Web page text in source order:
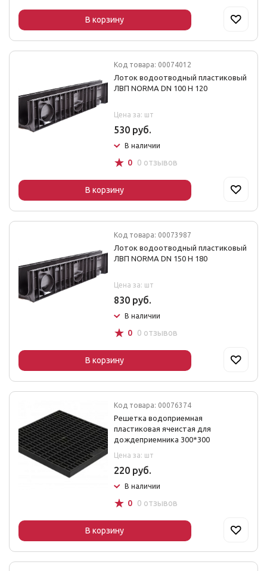
В корзину
Код товара: 00074012
Лоток водоотводный пластиковый
ЛВП NORMA DN 100 H 120
Цена за: шт
530 руб.
В наличии
☆ 0 0 отзывов
В корзину
Код товара: 00073987
Лоток водоотводный пластиковый
ЛВП NORMA DN 150 H 180
Цена за: шт
830 руб.
В наличии
☆ 0 0 отзывов
В корзину
Код товара: 00076374
Решетка водоприемная
пластиковая ячеистая для
дождеприемника 300*300
Цена за: шт
220 руб.
В наличии
☆ 0 0 отзывов
В корзину